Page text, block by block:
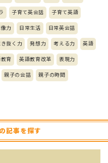
子育て英会話 子育て英語
力 日常生活 日常英会話
き抜く力 発想力 考える力 英語
育 英語教育改革 表現力
親子の会話 親子の時間
記事を探す